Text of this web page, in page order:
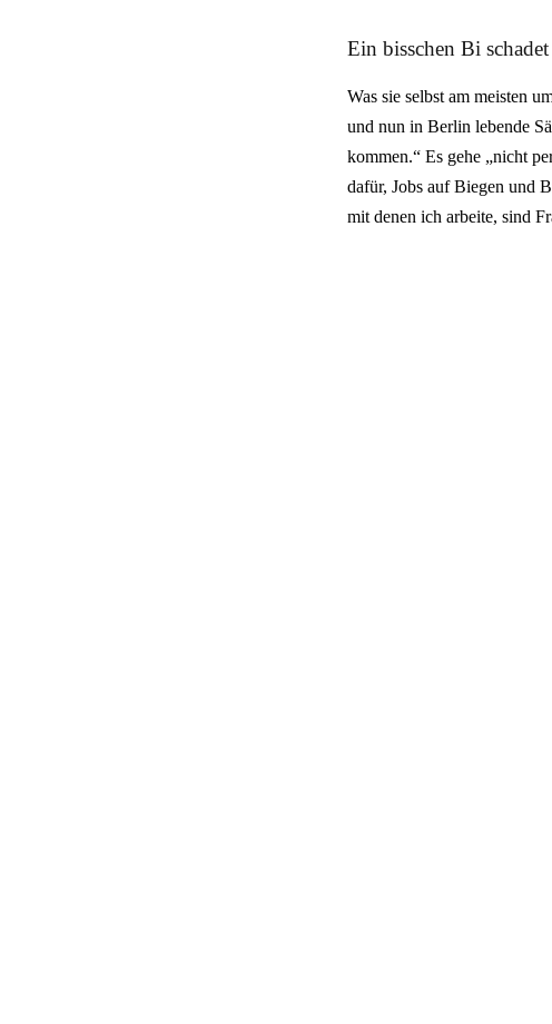
Ein bisschen Bi
Was sie selbst am meisten
und nun in Berlin lebende
kommen.“ Es gehe „nicht
dafür, Jobs auf Biegen und
mit denen ich arbeite, sind